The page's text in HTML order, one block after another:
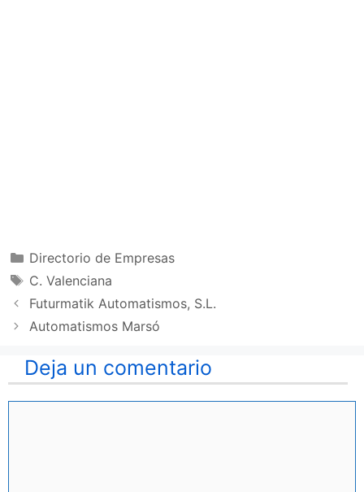
Categorías
Directorio de Empresas
Etiquetas
C. Valenciana
Futurmatik Automatismos, S.L.
Automatismos Marsó
Deja un comentario